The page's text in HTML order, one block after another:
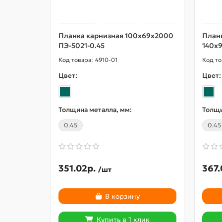
Планка карнизная 100х69х2000
ПЭ-5021-0.45
4910-01
Цвет:
Толщина металла, мм:
0.45
351.02р. /шт
В корзину
Купить в 1 клик
Цвет:
0.45